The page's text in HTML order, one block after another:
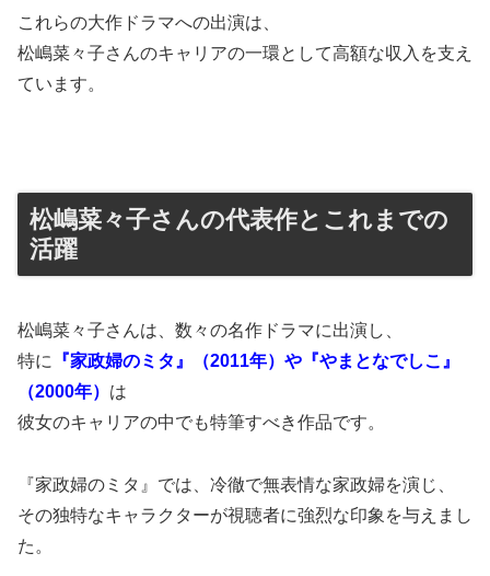
これらの大作ドラマへの出演は、
松嶋菜々子さんのキャリアの一環として高額な収入を支え
ています。
松嶋菜々子さんの代表作とこれまでの
活躍
松嶋菜々子さんは、数々の名作ドラマに出演し、
特に
『家政婦のミタ』（2011年）や『やまとなでしこ』
（2000年） は
彼女のキャリアの中でも特筆すべき作品です。
『家政婦のミタ』では、冷徹で無表情な家政婦を演じ、
その独特なキャラクターが視聴者に強烈な印象を与えまし
た。